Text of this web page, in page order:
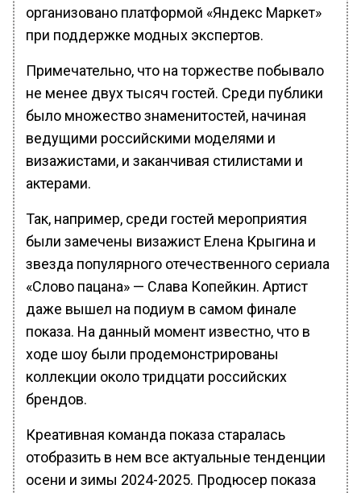
организовано платформой «Яндекс Маркет»
при поддержке модных экспертов.
Примечательно, что на торжестве побывало
не менее двух тысяч гостей. Среди публики
было множество знаменитостей, начиная
ведущими российскими моделями и
визажистами, и заканчивая стилистами и
актерами.
Так, например, среди гостей мероприятия
были замечены визажист Елена Крыгина и
звезда популярного отечественного сериала
«Слово пацана» — Слава Копейкин. Артист
даже вышел на подиум в самом финале
показа. На данный момент известно, что в
ходе шоу были продемонстрированы
коллекции около тридцати российских
брендов.
Креативная команда показа старалась
отобразить в нем все актуальные тенденции
осени и зимы 2024-2025. Продюсер показа